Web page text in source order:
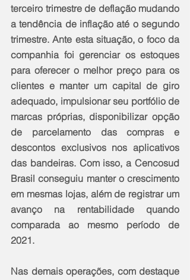
terceiro trimestre de deflação mudando
a tendência de inflação até o segundo
trimestre. Ante esta situação, o foco da
companhia foi gerenciar os estoques
para oferecer o melhor preço para os
clientes e manter um capital de giro
adequado, impulsionar seu portfólio de
marcas próprias, disponibilizar opção
de parcelamento das compras e
descontos exclusivos nos aplicativos
das bandeiras. Com isso, a Cencosud
Brasil conseguiu manter o crescimento
em mesmas lojas, além de registrar um
avanço na rentabilidade quando
comparada ao mesmo período de
2021.
Nas demais operações, com destaque